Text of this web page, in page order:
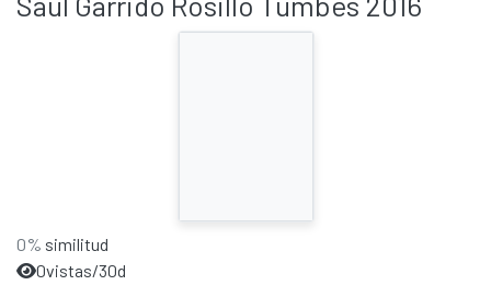
0% similitud
0vistas/30d